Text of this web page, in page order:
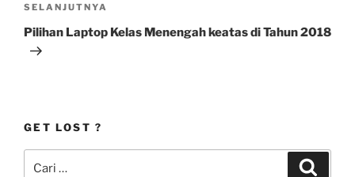
Pos
Selanjutnya
SELANJUTNYA
Pilihan Laptop Kelas Menengah keatas di Tahun 2018
GET LOST ?